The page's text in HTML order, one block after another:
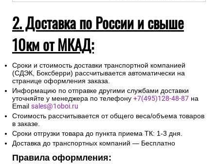
2. Доставка по России и свыше
10км от МКАД:
Сроки и стоимость доставки транспортной компанией
(СДЭК, Боксберри) рассчитывается автоматически на
странице оформления заказа.
Информацию по отправке другими службами доставки
уточняйте у менеджера по телефону +7(495)128-48-87 на
Email sales@1oboi.ru
Стоимость рассчитывается от общего веса/объема товаров
в заказе.
Сроки отгрузки товара до пункта приема ТК: 1-3 дня.
Доставка до транспортных компаний — Бесплатно
Правила оформления: